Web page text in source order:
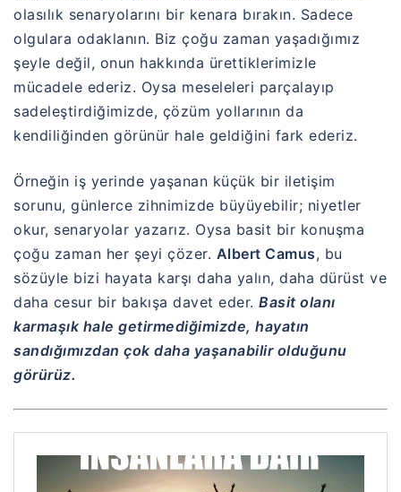
olasılık senaryolarını bir kenara bırakın. Sadece
olgulara odaklanın. Biz çoğu zaman yaşadığımız
şeyle değil, onun hakkında ürettiklerimizle
mücadele ederiz. Oysa meseleleri parçalayıp
sadeleştirdiğimizde, çözüm yollarının da
kendiliğinden görünür hale geldiğini fark ederiz.
Örneğin iş yerinde yaşanan küçük bir iletişim
sorunu, günlerce zihnimizde büyüyebilir; niyetler
okur, senaryolar yazarız. Oysa basit bir konuşma
çoğu zaman her şeyi çözer. Albert Camus, bu
sözüyle bizi hayata karşı daha yalın, daha dürüst ve
daha cesur bir bakışa davet eder. Basit olanı
karmaşık hale getirmediğimizde, hayatın
sandığımızdan çok daha yaşanabilir olduğunu
görürüz.